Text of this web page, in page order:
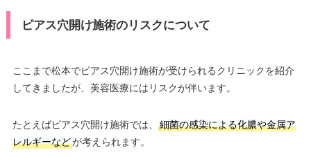
ピアス穴開け施術のリスクについて
ここまで松本でピアス穴開け施術が受けられるクリニックを紹介
してきましたが、美容医療にはリスクが伴います。
たとえばピアス穴開け施術では、
細菌の感染による化膿や金属ア
レルギーなどが考えられます。